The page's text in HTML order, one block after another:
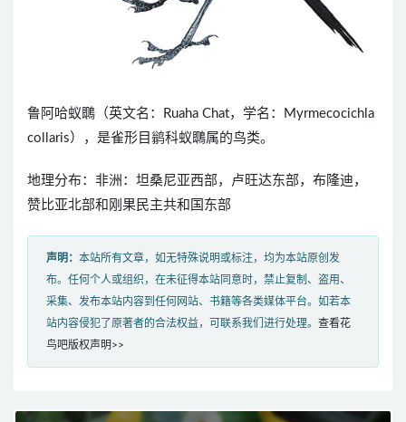
鲁阿哈蚁䳭（英文名：Ruaha Chat，学名：Myrmecocichla
collaris），是雀形目鹟科蚁䳭属的鸟类。
地理分布：非洲：坦桑尼亚西部，卢旺达东部，布隆迪，
赞比亚北部和刚果民主共和国东部
声明： 本站所有文章，如无特殊说明或标注，均为本站原创发
布。任何个人或组织，在未征得本站同意时，禁止复制、盗用、
采集、发布本站内容到任何网站、书籍等各类媒体平台。如若本
站内容侵犯了原著者的合法权益，可联系我们进行处理。 查看花
鸟吧版权声明>>